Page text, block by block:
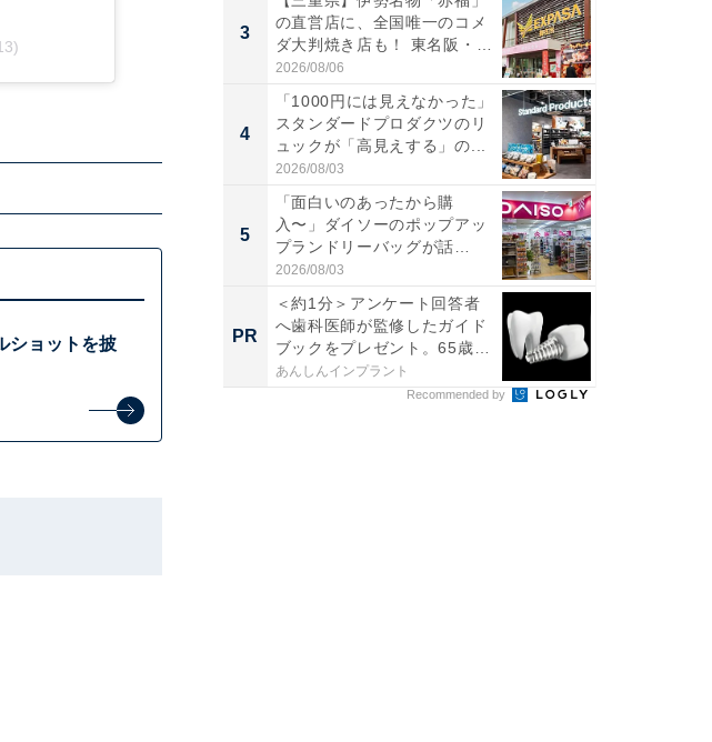
ショットを披
3
の直営店に、全国唯一のコメ
ダ大判焼き店も！ 東名阪・
伊...
2026/08/06
4
「1000円には見えなかった」
スタンダードプロダクツのリ
ュックが「高見えする」の...
2026/08/03
5
「面白いのあったから購
入〜」ダイソーのポップアッ
プランドリーバッグが話
題。“さま...
2026/08/03
PR
＜約1分＞アンケート回答者
へ歯科医師が監修したガイド
ブックをプレゼント。65歳
以...
あんしんインプラント
Recommended by